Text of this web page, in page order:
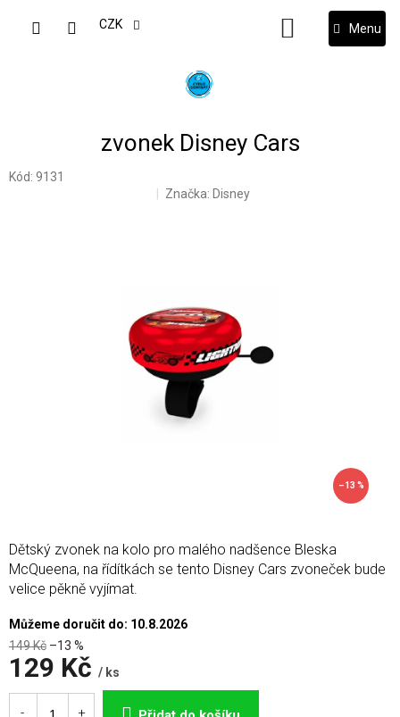
CZK
NÁKUPNÍ
KOŠÍK
zvonek Disney Cars
Kód: 9131
Značka: Disney
–13 %
149 Kč –13 %
129 Kč / ks
Měrná
Můžeme doručit do: 10.8.2026
Dětský zvonek na kolo pro malého nadšence Bleska
McQueena, na řídítkách se tento Disney Cars zvoneček bude
velice pěkně vyjímat.